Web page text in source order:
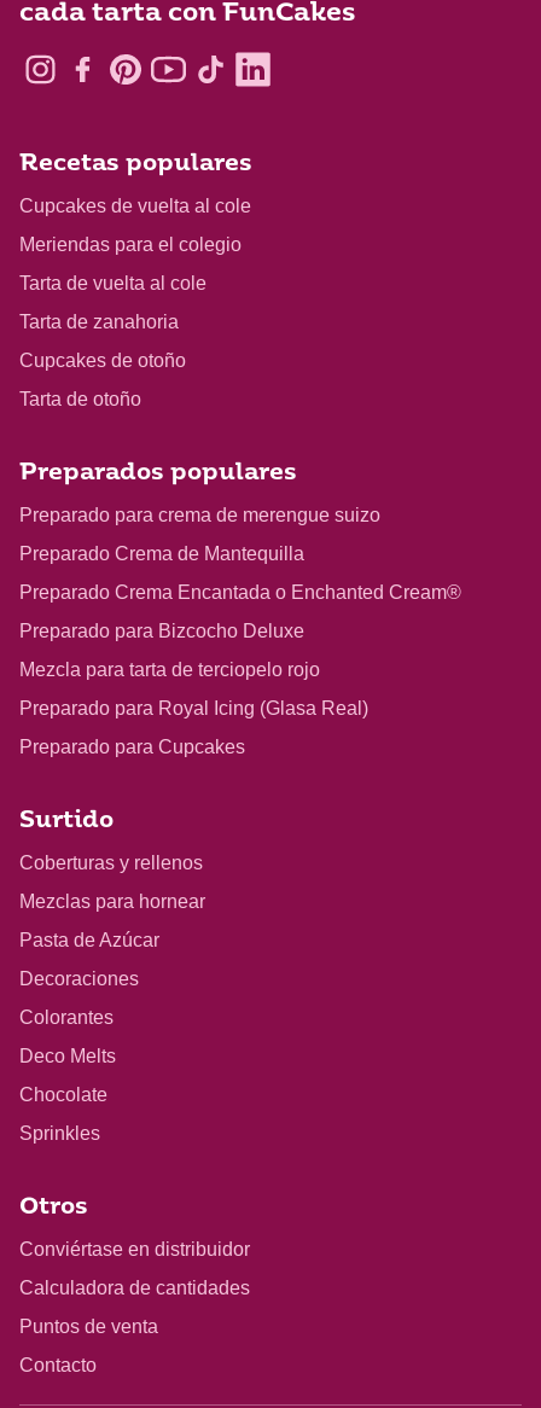
cada tarta con FunCakes
Recetas populares
Cupcakes de vuelta al cole
Meriendas para el colegio
Tarta de vuelta al cole
Tarta de zanahoria
Cupcakes de otoño
Tarta de otoño
Preparados populares
Preparado para crema de merengue suizo
Preparado Crema de Mantequilla
Preparado Crema Encantada o Enchanted Cream®
Preparado para Bizcocho Deluxe
Mezcla para tarta de terciopelo rojo
Preparado para Royal Icing (Glasa Real)
Preparado para Cupcakes
Surtido
Coberturas y rellenos
Mezclas para hornear
Pasta de Azúcar
Decoraciones
Colorantes
Deco Melts
Chocolate
Sprinkles
Otros
Conviértase en distribuidor
Calculadora de cantidades
Puntos de venta
Contacto